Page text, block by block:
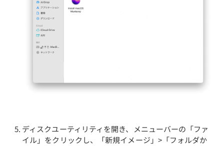
ディスクユーティリティを開き、メニューバーの「ファ
イル」をクリックし、「新規イメージ」>「フォルダか